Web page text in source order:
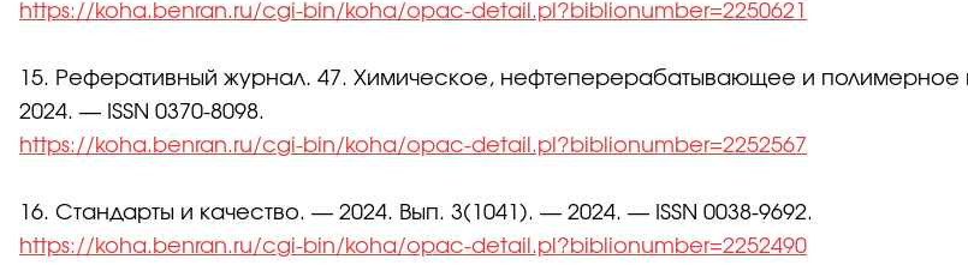
https://koha.benran.ru/cgi-bin/koha/opac-detail.pl?biblionumber=2250621
15. Реферативный журнал. 47. Химическое, нефтеперерабатывающее и
2024. — ISSN 0370-8098.
https://koha.benran.ru/cgi-bin/koha/opac-detail.pl?biblionumber=2252567
16. Стандарты и качество. — 2024. Вып. 3(1041). — 2024. — ISSN 0038-9692.
https://koha.benran.ru/cgi-bin/koha/opac-detail.pl?biblionumber=2252490